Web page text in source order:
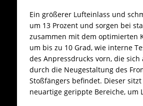
Ein größerer Lufteinlass und
um 13 Prozent und sorgen bei
zusammen mit dem optimierten
um bis zu 10 Grad, wie interne
des Anpressdrucks vorn, die
durch die Neugestaltung des
Stoßfängers befindet. Dieser
neuartige gerippte Bereiche, um